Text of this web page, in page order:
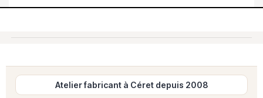
Atelier fabricant à Céret depuis 2008